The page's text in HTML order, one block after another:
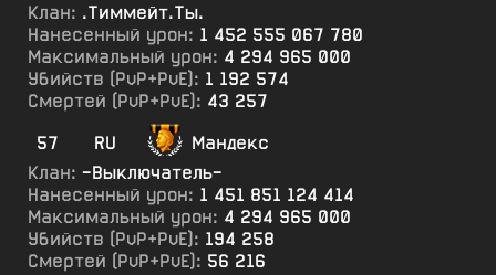
Клан: .Тиммейт.Ты.
Нанесенный урон: 1 452 555 067 780
Максимальный урон: 4 294 965 000
Убийств (PvP+PvE): 1 192 574
Смертей (PvP+PvE): 43 257
57
RU
Мандекс
Клан: -Выключатель-
Нанесенный урон: 1 451 851 124 414
Максимальный урон: 4 294 965 000
Убийств (PvP+PvE): 194 258
Смертей (PvP+PvE): 56 216